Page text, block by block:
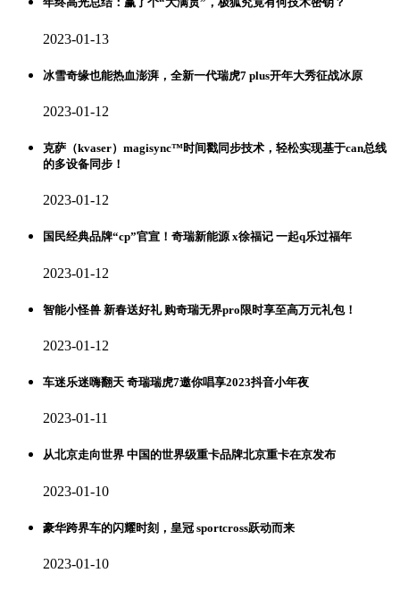
2023-01-13
冰雪奇缘也能热血澎湃，全新一代瑞虎7 plus开年大秀征战冰原
2023-01-12
克萨（kvaser）magisync™时间戳同步技术，轻松实现基于can总线
的多设备同步！
2023-01-12
国民经典品牌“cp”官宣！奇瑞新能源 x徐福记 一起q乐过福年
2023-01-12
智能小怪兽 新春送好礼 购奇瑞无界pro限时享至高万元礼包！
2023-01-12
车迷乐迷嗨翻天 奇瑞瑞虎7邀你唱享2023抖音小年夜
2023-01-11
从北京走向世界 中国的世界级重卡品牌北京重卡在京发布
2023-01-10
豪华跨界车的闪耀时刻，皇冠 sportcross跃动而来
2023-01-10